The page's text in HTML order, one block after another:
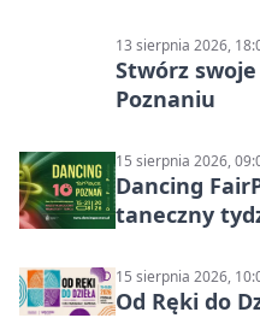
13 sierpnia 2026,
Stwórz
Poznaniu
15 sierpnia 2026,
Dancing
taneczny
15 sierpnia 2026,
Od Ręki do